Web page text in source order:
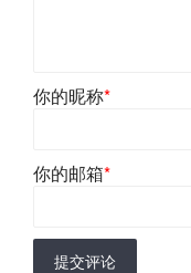
你的昵称*
你的邮箱*
提交评论